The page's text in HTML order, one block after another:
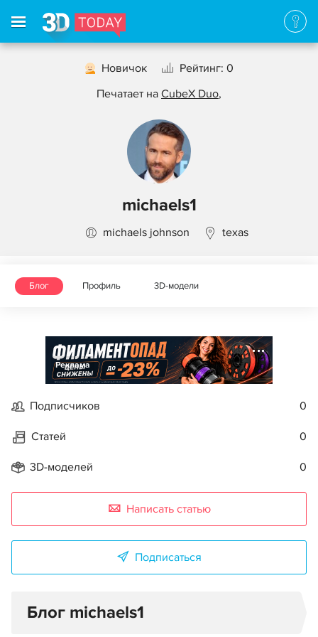
Новичок
Рейтинг: 0
Печатает на CubeX Duo,
michaels1
michaels johnson texas
Блог Профиль 3D-модели
Реклама
Подписчиков 0
Статей 0
3D-моделей 0
Написать статью
Подписаться
Блог michaels1